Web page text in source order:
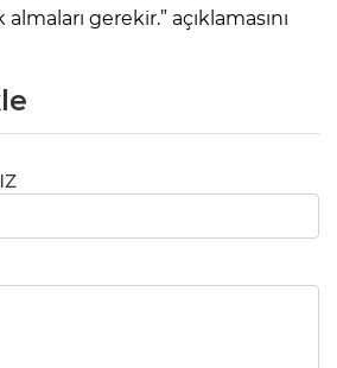
gerekir.” açıklamasını